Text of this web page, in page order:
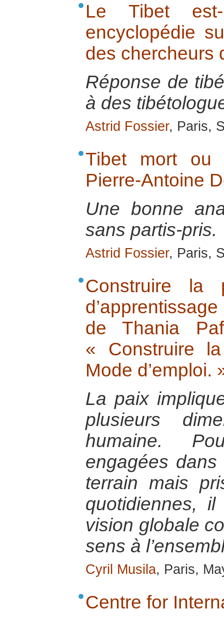
Le Tibet
encyclopédie
des chercheurs
Réponse de
à des
Astrid Fossier, Paris,
Tibet mort ou
Pierre-Antoine
Une bonne
sans partis-pris.
Astrid Fossier, Paris,
Construire la
de Thania
« Construire
Mode d’emploi.
La paix
plusieurs
humaine.
engagées
terrain mais
quotidiennes, il
vision globale
sens à
Cyril Musila, Paris,
Centre for